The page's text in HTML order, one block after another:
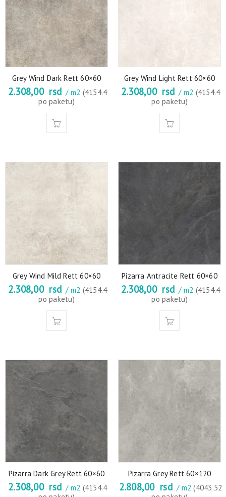
Grey Wind Dark Rett 60×60
2.308,00 rsd / m2 (4154.4
po paketu)
Grey Wind Light Rett 60×60
2.308,00 rsd / m2 (4154.4
po paketu)
Grey Wind Mild Rett 60×60
2.308,00 rsd / m2 (4154.4
po paketu)
Pizarra Antracite Rett 60×60
2.308,00 rsd / m2 (4154.4
po paketu)
Pizarra Dark Grey Rett 60×60
2.308,00 rsd / m2 (4154.4
Pizarra Grey Rett 60×120
2.808,00 rsd / m2(4043.52